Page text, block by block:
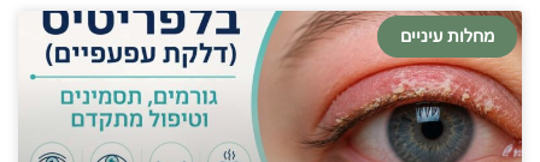
מחלות עיניים